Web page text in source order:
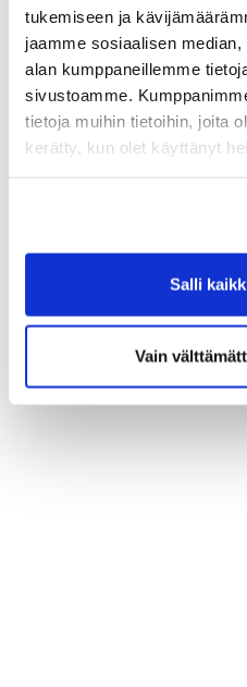
tukemiseen ja
jaamme sosiaalisen
alan kumppaneillemme
sivustoamme.
tietoja muihin tietoihin, joita
kerätty, kun olet käyttänyt
Salli
Vain
(*) Information is